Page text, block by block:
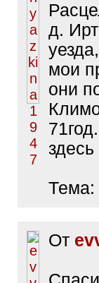
д.
мои
они
здесь
Тема:
От